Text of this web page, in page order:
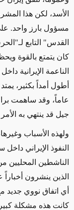
الأسد، لكن هذا
مسؤول بارز واحد.
القدس" التابع
كان يتمتع بالقوة
الناعمة الإيرانية داخل
أطول أمداً بكثير، يمتد
عاماً، وقد ساهمت
جيل قد ينتهي به
ولهذه الأسباب
النفوذ الإيراني داخل
الناشطين المحليين
الذين ينشرون أخباراً
أي اتفاق نووي جديد
كانت هذه مشكلة